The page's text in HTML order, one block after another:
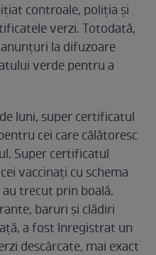
controale, poliția și
verzi. Totodată,
la difuzoare
verde pentru a
luni, super certificatul
cei care călătoresc
Super certificatul
vaccinaţi cu schema
trecut prin boală.
baruri şi clădiri
a fost înregistrat un
descărcate, mai exact